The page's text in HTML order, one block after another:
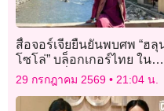
สื่อจอร์เจียยืนยันพบศพ “ฮลุ
โซโล่” บล็อกเกอร์ไทย ใน
โรงแรมที่กรุงทบิลิซี
29 กรกฎาคม 2569 21:04 น.